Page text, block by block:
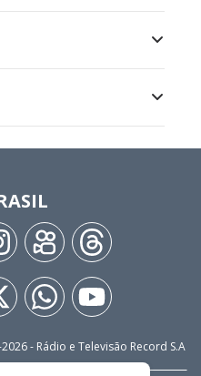
2026- Rádio e Televisão Record S.A